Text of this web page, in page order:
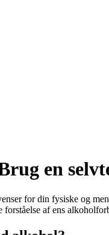
en
for din fysiske og
af ens